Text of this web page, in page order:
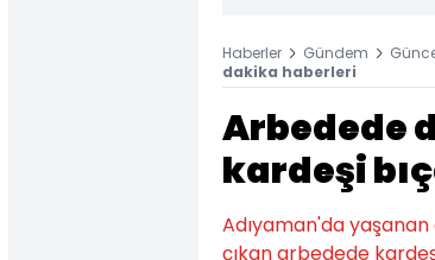
Haberler Gündem
dakika haberleri
Arbedede
kardeşi
Adıyaman'da
çıkan arbedede